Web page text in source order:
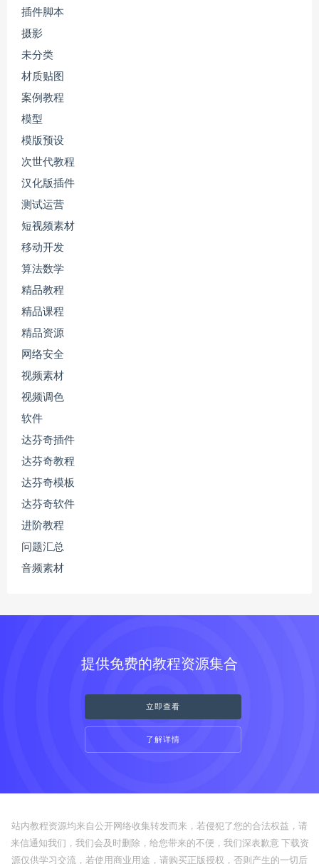
插件脚本
摄影
未分类
材质贴图
案例教程
模型
模版预设
次世代教程
汉化版插件
测试运营
短视频素材
移动开发
算法数学
精品教程
精品课程
精品资源
网络安全
视频素材
视频调色
软件
达芬奇插件
达芬奇教程
达芬奇模板
达芬奇软件
进阶教程
问题汇总
音频素材
提供免费的教程资源集合
立即查看
了解详情
站内教程资源均来自公开网络收集转发而来，若侵犯了您的合法权益，请
来信通知我们，我们会及时删除，给您带来的不便，我们深表歉意 下载资
源仅供学习交流，若使用商业用途，请购买正版授权，否则产生的一切后